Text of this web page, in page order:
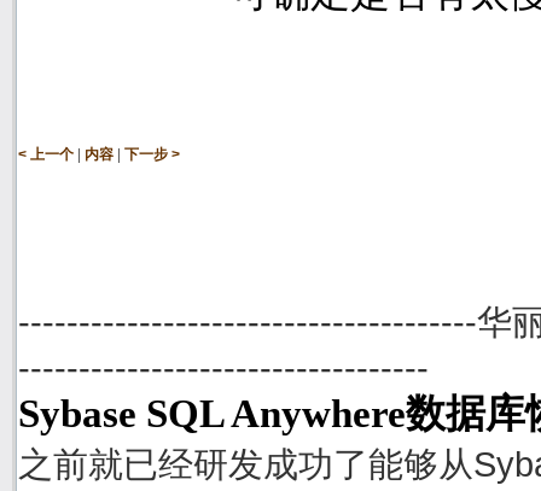
< 上一个 | 内容 | 下一步 >
--------------------------------------华
----------------------------------
Sybase SQL Anywhere数据
之前就已经研发成功了能够从